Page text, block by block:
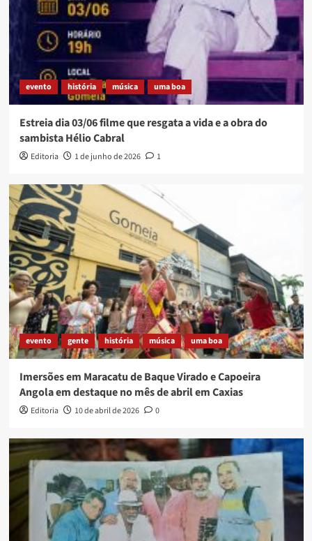
evento história música uma boa
Estreia dia 03/06 filme que resgata a vida e a obra do
sambista Hélio Cabral
Editoria 1 de junho de 2026 1
evento gente história música uma boa
Imersões em Maracatu de Baque Virado e Capoeira
Angola em destaque no mês de abril em Caxias
Editoria 10 de abril de 2026 0